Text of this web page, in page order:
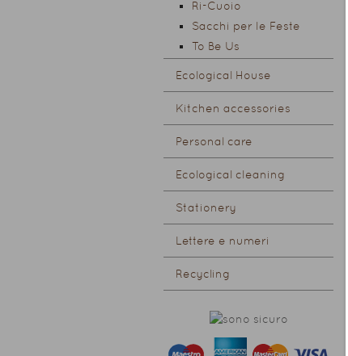
Ri-Cuoio
Sacchi per le Feste
To Be Us
Ecological House
Kitchen accessories
Personal care
Ecological cleaning
Stationery
Lettere e numeri
Recycling